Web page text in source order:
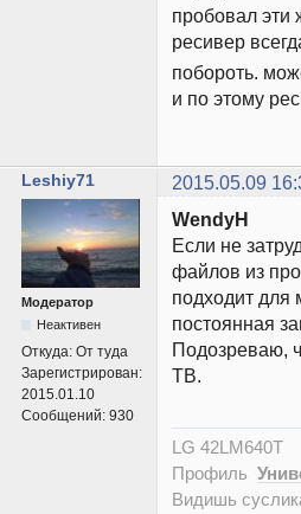
пробовал эти
ресивер
побороть.
и по этому
Leshiy71 2015.05.09
Модератор
Неактивен
Откуда: От туда
Зарегистрирован:
2015.01.10
Сообщений: 930
WendyH
Если не
файлов из
подходит для
постоянная
Подозреваю,
ТВ.
LG 42LM640T
Профиль
Видишь